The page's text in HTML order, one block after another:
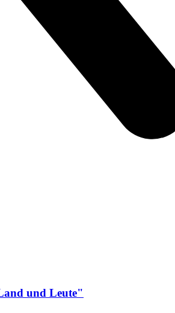
und Leute"